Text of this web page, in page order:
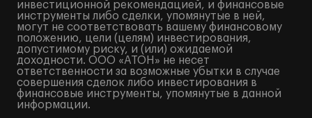
инвестиционной рекомендацией, и финансовые
инструменты либо сделки, упомянутые в ней,
могут не соответствовать вашему финансовому
положению, цели (целям) инвестирования,
допустимому риску, и (или) ожидаемой
доходности. ООО «АТОН» не несет
ответственности за возможные убытки в случае
совершения сделок либо инвестирования в
финансовые инструменты, упомянутые в данной
информации.